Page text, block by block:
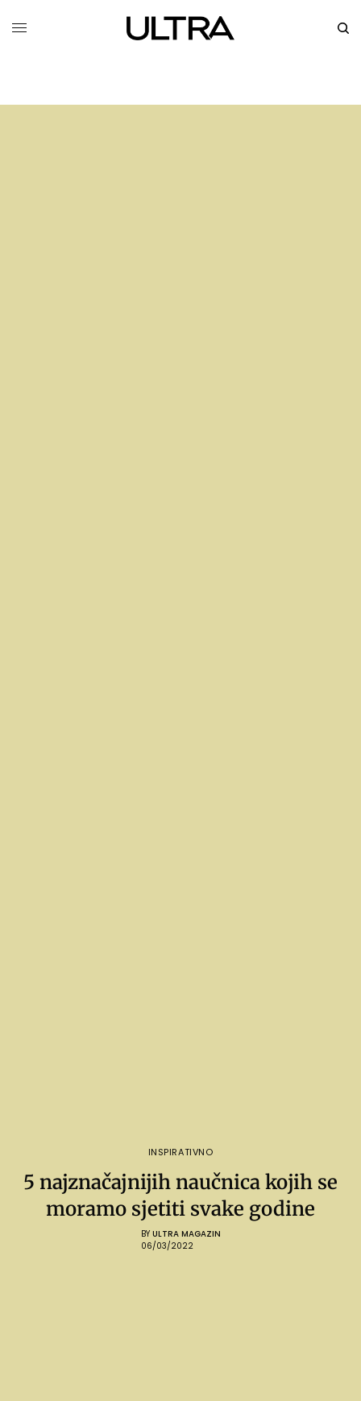
INSPIRATIVNO
5 najznačajnijih naučnica kojih se
moramo sjetiti svake godine
BY ULTRA MAGAZIN
06/03/2022